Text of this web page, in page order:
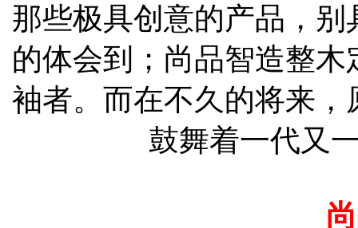
那些极具创意的产品，
的体会到；尚品智造整
袖者。而在不久的将来
鼓舞着一代又